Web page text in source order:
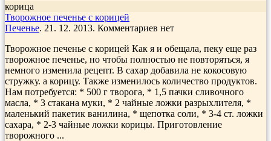
корица
Творожное печенье с корицей
Печенье. 21. 12. 2013. Комментариев нет
Творожное печенье с корицей Как я и обещала, пеку еще раз
творожное печенье, но чтобы полностью не повторяться, я
немного изменила рецепт. В сахар добавила не кокосовую
стружку. а корицу. Также изменилось количество продуктов.
Нам потребуется: * 500 г творога, * 1,5 пачки сливочного
масла, * 3 стакана муки, * 2 чайные ложки разрыхлителя, *
маленький пакетик ванилина, * щепотка соли, * 3-4 ст. ложки
сахара, * 2-3 чайные ложки корицы. Приготовление
творожного ...